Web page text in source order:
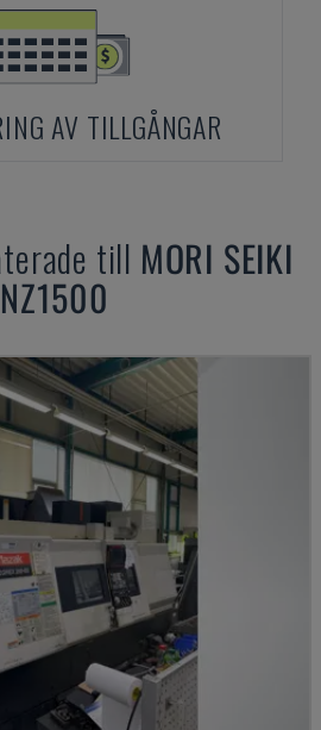
AV TILLGÅNGAR
till MORI SEIKI
NZ1500